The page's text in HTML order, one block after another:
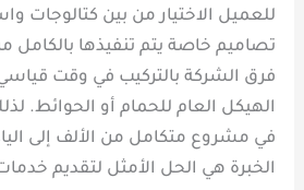
للعميل الاختيار من بين كتالوجات
تصاميم خاصة يتم تنفيذها بالكامل
فرق الشركة بالتركيب في وقت
الهيكل العام للحمام أو الحوائط.
في مشروع متكامل من الألف إلى
الخبرة هي الحل الأمثل لتقديم